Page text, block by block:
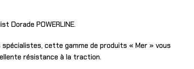
Dorade POWERLINE.
cette gamme de produits « Mer » vous
résistance à la traction.